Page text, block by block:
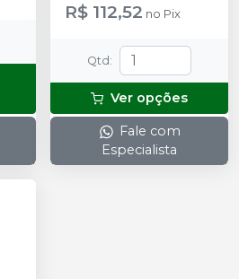
R$ 112,52 no Pix
Qtd :
Ver opções
Fale com
Especialista